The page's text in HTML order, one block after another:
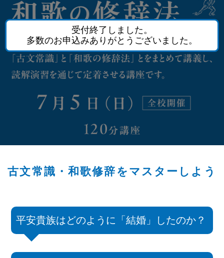
古文常識・和歌修辞をマスターしよう
平安貴族はどのように「結婚」したのか？